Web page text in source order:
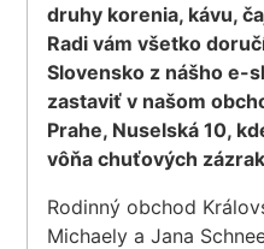
druhy korenia, kávu,
Radi vám všetko
Slovensko z nášho e-
zastaviť v našom
Prahe, Nuselská 10,
vôňa chuťových
Rodinný obchod
Michaely a Jana